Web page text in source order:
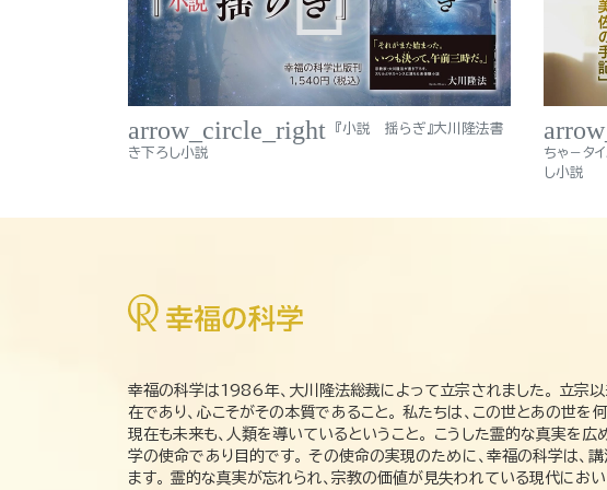
arrow_circle_right
『小説 揺らぎ』大川隆法書
き下ろし小説
ちゃ－タ
し小説
幸福の科学は1986年、大川隆法総裁によって立宗されました。 立宗以
在であり、心こそがその本質であること。 私たちは、この世とあの世
現在も未来も、人類を導いているということ。 こうした霊的な真実を
学の使命であり目的です。 その使命の実現のために、幸福の科学は、
ます。 霊的な真実が忘れられ、宗教の価値が見失われている現代にお